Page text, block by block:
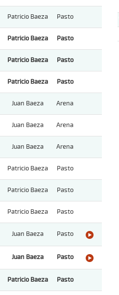
Patricio Baeza Pasto
Patricio Baeza Pasto
Patricio Baeza Pasto
Patricio Baeza Pasto
Juan Baeza Arena
Juan Baeza Arena
Juan Baeza Arena
Patricio Baeza Pasto
Patricio Baeza Pasto
Patricio Baeza Pasto
Juan Baeza Pasto
Juan Baeza Pasto
Patricio Baeza Pasto